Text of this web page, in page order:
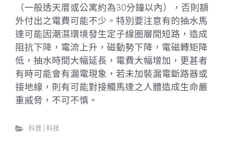
（一般透天厝或公寓約為30分鐘以內），否則額
外付出之電費可能不少。特別要注意有的抽水馬
達可能因潮濕環境發生定子線圈層間短路，造成
阻抗下降，電流上升，磁動勢下降，電磁轉矩降
低，抽水時間大幅延長，電費大幅增加，更甚者
有時可能會有漏電現象，若未加裝漏電斷路器或
接地線，則有可能對接觸馬達之人體造成生命嚴
重威脅，不可不慎。
科普│科技